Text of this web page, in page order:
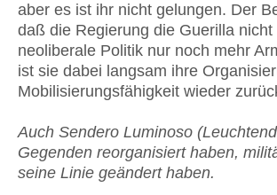
aber es ist ihr nicht gelungen. Der
daß die Regierung die Guerilla
neoliberale Politik nur noch mehr
ist sie dabei langsam ihre
Mobilisierungsfähigkeit wieder
Auch Sendero Luminoso
Gegenden reorganisiert haben,
seine Linie geändert haben.